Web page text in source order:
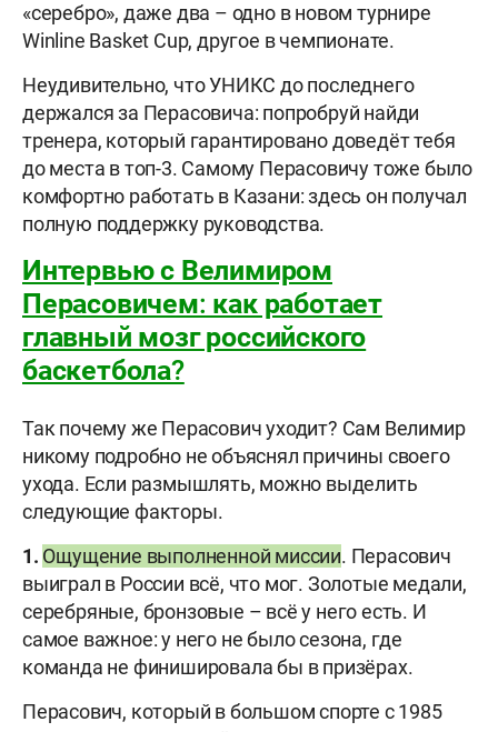
«серебро», даже два – одно в новом турнире
Winline Basket Cup, другое в чемпионате.
Неудивительно, что УНИКС до последнего
держался за Перасовича: попробруй найди
тренера, который гарантировано доведёт тебя
до места в топ-3. Самому Перасовичу тоже было
комфортно работать в Казани: здесь он получал
полную поддержку руководства.
Интервью с Велимиром
Перасовичем: как работает
главный мозг российского
баскетбола?
Так почему же Перасович уходит? Сам Велимир
никому подробно не объяснял причины своего
ухода. Если размышлять, можно выделить
следующие факторы.
1. Ощущение выполненной миссии. Перасович
выиграл в России всё, что мог. Золотые медали,
серебряные, бронзовые – всё у него есть. И
самое важное: у него не было сезона, где
команда не финишировала бы в призёрах.
Перасович, который в большом спорте с 1985